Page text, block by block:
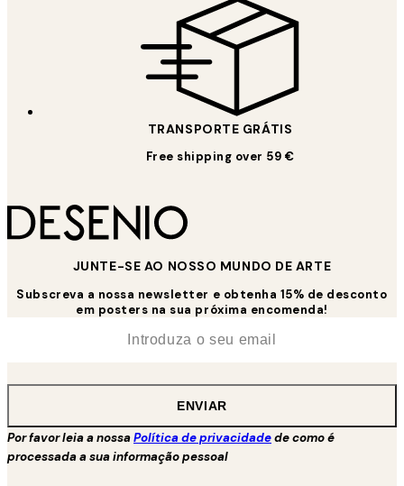
TRANSPORTE GRÁTIS
Free shipping over 59 €
JUNTE-SE AO NOSSO MUNDO DE ARTE
Subscreva a nossa newsletter e obtenha 15% de desconto
em posters na sua próxima encomenda!
ENVIAR
Por favor leia a nossaPolítica de privacidadede como é
processada a sua informação pessoal